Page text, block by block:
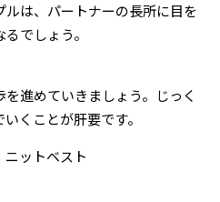
は、パートナーの長所に目を
でしょう。
進めていきましょう。じっく
くことが肝要です。
ニットベスト